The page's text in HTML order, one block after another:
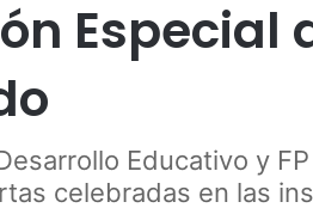
Especial
Educativo y
celebradas en las